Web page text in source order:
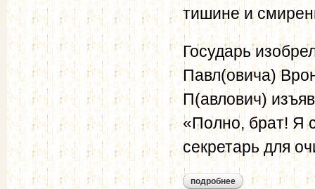
тишине и
Государь
Павл(овича)
П(авлович)
«Полно, брат! Я
секретарь для
подробнее о ив(ан)